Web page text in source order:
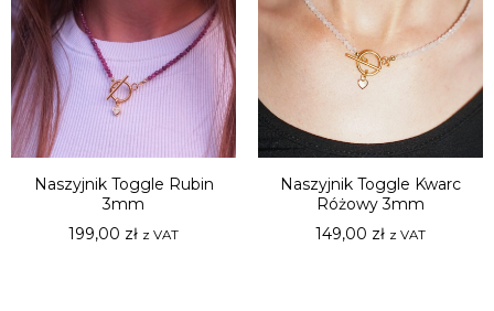
Naszyjnik Toggle Rubin
3mm
199,00 zł z VAT
Naszyjnik Toggle Kwarc
Różowy 3mm
149,00 zł z VAT